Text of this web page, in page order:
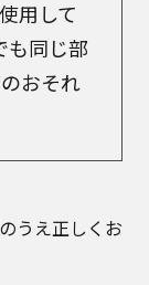
用して
も同じ部
おそれ
うえ正しくお